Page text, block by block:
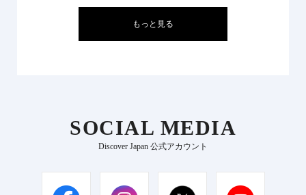
もっと見る
SOCIAL MEDIA
Discover Japan 公式アカウント